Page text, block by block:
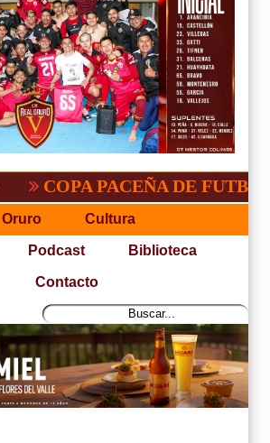
PACEÑA DE FUTBOL
Oruro Cultura
Podcast Biblioteca
Contacto